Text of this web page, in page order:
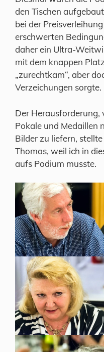
den Tischen
bei der
erschwerten
daher ein Ultra-
mit dem knappen
„zurechtkam“, aber
Verzeichungen sorgte.
Der Herausforderung,
Pokale und Medaillen
Bilder zu liefern,
Thomas, weil ich in
aufs Podium musste.